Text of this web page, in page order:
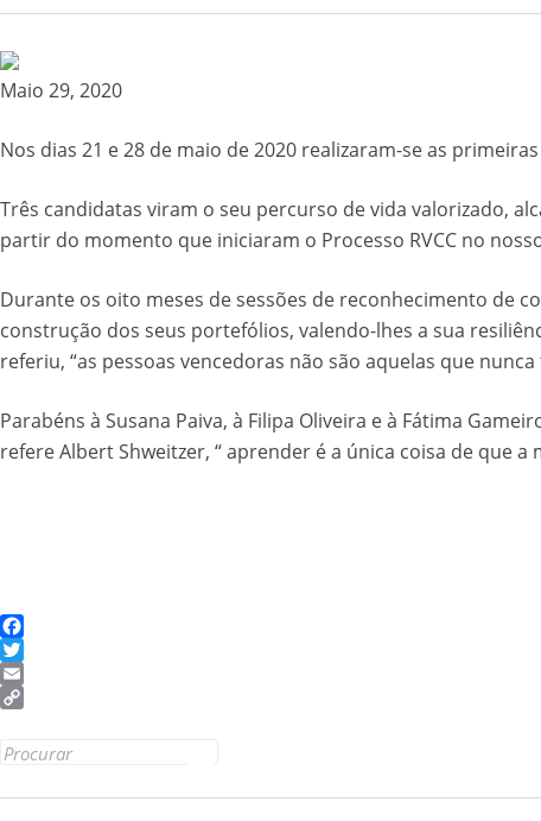
Maio 29, 2020
Nos dias 21 e 28 de maio de 2020 realizaram-se as
Três candidatas viram o seu percurso de vida valorizado,
partir do momento que iniciaram o Processo RVCC no
Durante os oito meses de sessões de reconhecimento de
construção dos seus portefólios, valendo-lhes a sua
referiu, “as pessoas vencedoras não são aquelas que
Parabéns à Susana Paiva, à Filipa Oliveira e à Fátima
refere Albert Shweitzer, “ aprender é a única coisa de que
Facebook
Twitter
Email
Link
Search